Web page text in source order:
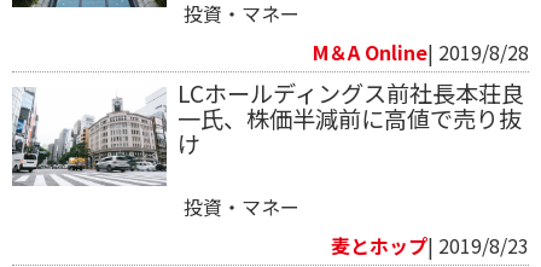
投資・マネー
M＆A Online| 2019/8/28
LCホールディングス前社長本荘良
一氏、株価半減前に高値で売り抜
け
投資・マネー
麦とホップ| 2019/8/23